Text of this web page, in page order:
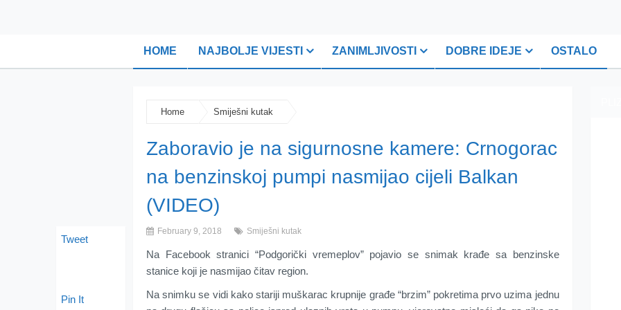
HOME NAJBOLJE VIJESTI ZANIMLJIVOSTI DOBRE IDEJE OSTALO
Home Smiješni kutak
Zaboravio je na sigurnosne kamere: Crnogorac
na benzinskoj pumpi nasmijao cijeli Balkan
(VIDEO)
February 9, 2018 Smiješni kutak
Na Facebook stranici “Podgorički vremeplov” pojavio se snimak krađe sa benzinske
stanice koji je nasmijao čitav region.
Na snimku se vidi kako stariji muškarac krupnije građe “brzim” pokretima prvo uzima jednu
Tweet
Pin It